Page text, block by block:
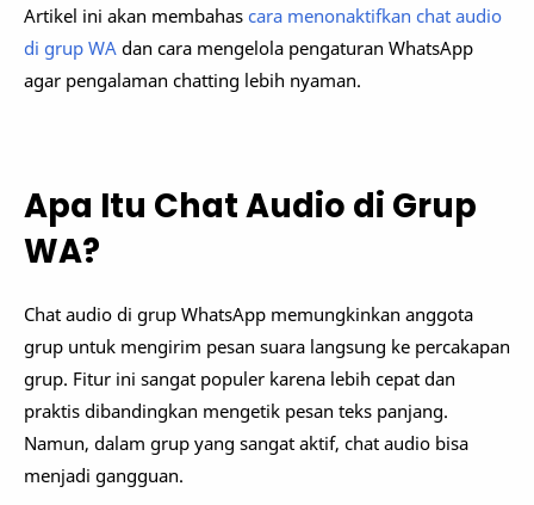
Artikel ini akan membahas cara menonaktifkan chat audio
di grup WA dan cara mengelola pengaturan WhatsApp
agar pengalaman chatting lebih nyaman.
Apa Itu Chat Audio di Grup
WA?
Chat audio di grup WhatsApp memungkinkan anggota
grup untuk mengirim pesan suara langsung ke percakapan
grup. Fitur ini sangat populer karena lebih cepat dan
praktis dibandingkan mengetik pesan teks panjang.
Namun, dalam grup yang sangat aktif, chat audio bisa
menjadi gangguan.